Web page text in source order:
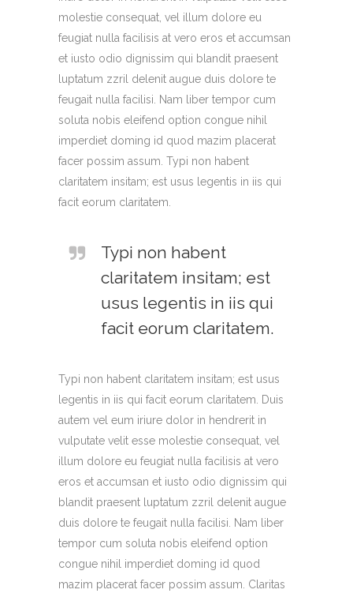
molestie consequat, vel illum dolore eu
feugiat nulla facilisis at vero eros et accumsan
et iusto odio dignissim qui blandit praesent
luptatum zzril delenit augue duis dolore te
feugait nulla facilisi. Nam liber tempor cum
soluta nobis eleifend option congue nihil
imperdiet doming id quod mazim placerat
facer possim assum. Typi non habent
claritatem insitam; est usus legentis in iis qui
facit eorum claritatem.
Typi non habent
claritatem insitam; est
usus legentis in iis qui
facit eorum claritatem.
Typi non habent claritatem insitam; est usus
legentis in iis qui facit eorum claritatem. Duis
autem vel eum iriure dolor in hendrerit in
vulputate velit esse molestie consequat, vel
illum dolore eu feugiat nulla facilisis at vero
eros et accumsan et iusto odio dignissim qui
blandit praesent luptatum zzril delenit augue
duis dolore te feugait nulla facilisi. Nam liber
tempor cum soluta nobis eleifend option
congue nihil imperdiet doming id quod
mazim placerat facer possim assum. Claritas